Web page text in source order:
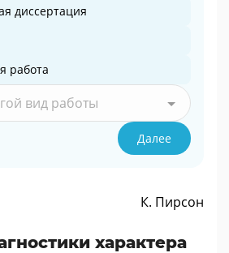
диссертация
работа
вид работы
Далее
К. Пирсон
характера